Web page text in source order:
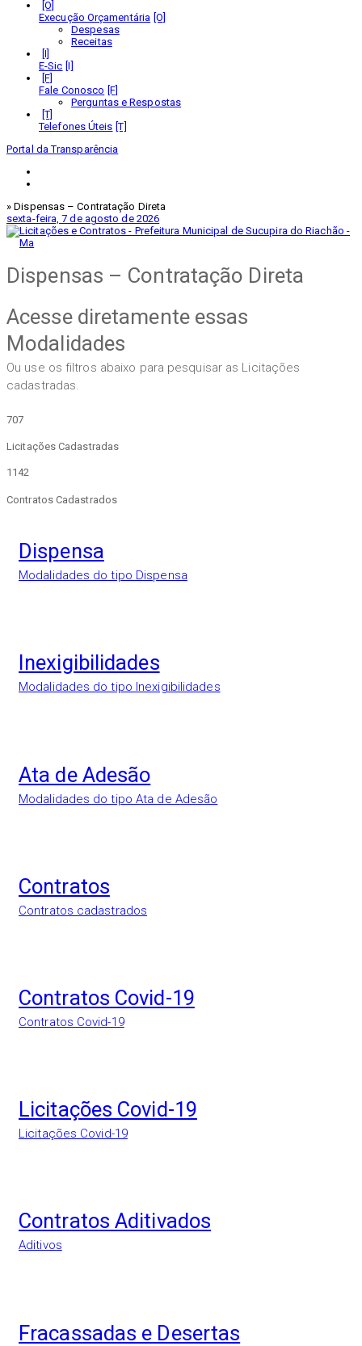
Execução Orçamentária
Despesas
Receitas
E-Sic
Fale Conosco
Perguntas e Respostas
Telefones Úteis
Portal da Transparência
» Dispensas – Contratação Direta
sexta-feira, 7 de agosto de 2026
Dispensas – Contratação Direta
Acesse diretamente essas
Modalidades
Ou use os filtros abaixo para pesquisar as Licitações
cadastradas.
707
Licitações Cadastradas
1142
Contratos Cadastrados
Dispensa
Modalidades do tipo Dispensa
Inexigibilidades
Modalidades do tipo Inexigibilidades
Ata de Adesão
Modalidades do tipo Ata de Adesão
Contratos
Contratos cadastrados
Contratos Covid-19
Contratos Covid-19
Licitações Covid-19
Licitações Covid-19
Contratos Aditivados
Aditivos
Fracassadas e Desertas